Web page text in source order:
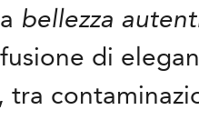
bellezza
di
tra